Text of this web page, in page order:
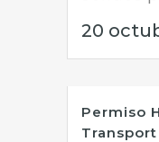
20
Permiso